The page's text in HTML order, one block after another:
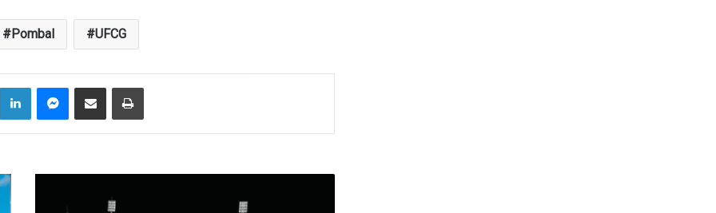
Pombal UFCG
LinkedinMessenger
Compartilhar via e-mail Imprimir